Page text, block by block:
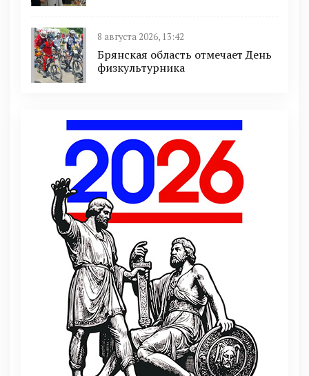
8 августа 2026, 13:42
Брянская область отмечает День
физкультурника